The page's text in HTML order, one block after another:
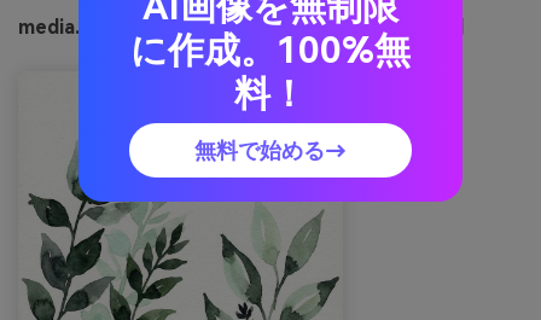
media.ioで生成したノワール・ボタニカルの画像例
に作成。100%無
料！
無料で始める→